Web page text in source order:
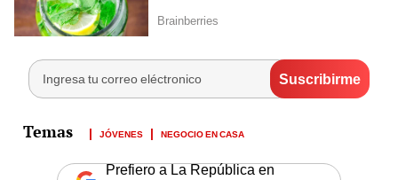
JÓVENES NEGOCIO EN CASA
Prefiero a La República en